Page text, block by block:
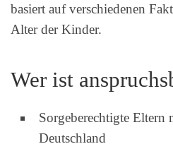
basiert auf verschiedenen
Alter der Kinder.
Wer ist
Sorgeberechtigte Eltern
Deutschland